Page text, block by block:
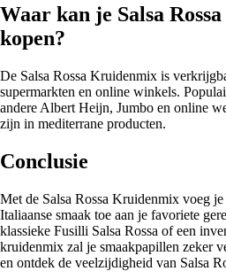
Waar kan je Salsa
kopen?
De Salsa Rossa Kruidenmix is
supermarkten en online winkels.
andere Albert Heijn, Jumbo en online
zijn in mediterrane producten.
Conclusie
Met de Salsa Rossa Kruidenmix voeg
Italiaanse smaak toe aan je favoriete
klassieke Fusilli Salsa Rossa of een
kruidenmix zal je smaakpapillen zeker
en ontdek de veelzijdigheid van Salsa